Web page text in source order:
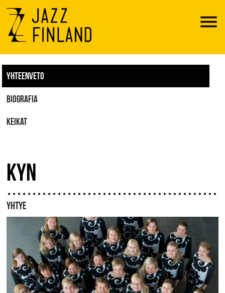
Menu
YHTEENVETO
BIOGRAFIA
KEIKAT
KYN
YHTYE